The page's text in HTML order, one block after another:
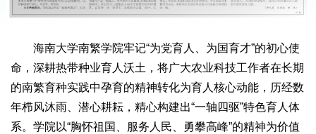
海南大学南繁学院牢记“为党育人、为国育才”的初心使
命，深耕热带种业育人沃土，将广大农业科技工作者在长期
的南繁育种实践中孕育的精神转化为育人核心动能，历经数
年栉风沐雨、潜心耕耘，精心构建出“一轴四驱”特色育人体
系。学院以“胸怀祖国、服务人民、勇攀高峰”的精神为价值